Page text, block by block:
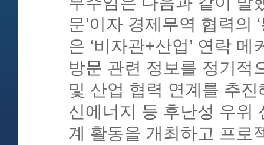
문’이자 경제무역 협력의
은 ‘비자관+산업’ 연락
방문 관련 정보를 정기적
및 산업 협력 연계를 추
신에너지 등 후난성 우위
계 활동을 개최하고 프로